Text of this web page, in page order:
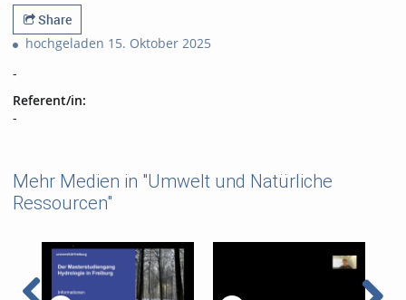
viewsShare
hochgeladen 15. Oktober 2025
-
Referent/in:
-
Mehr Medien in "Umwelt und Natürliche
Ressourcen"